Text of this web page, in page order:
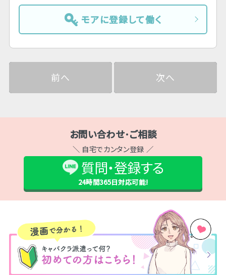
モアに登録して働く
前へ 次へ
お問い合わせ･ご相談
＼ 自宅でカンタン登録 ／
質問・登録する
24時間365日対応可能!